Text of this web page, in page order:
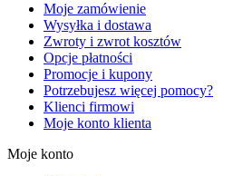
Moje zamówienie
Wysyłka i dostawa
Zwroty i zwrot kosztów
Opcje płatności
Promocje i kupony
Potrzebujesz więcej pomocy?
Klienci firmowi
Moje konto klienta
Moje konto